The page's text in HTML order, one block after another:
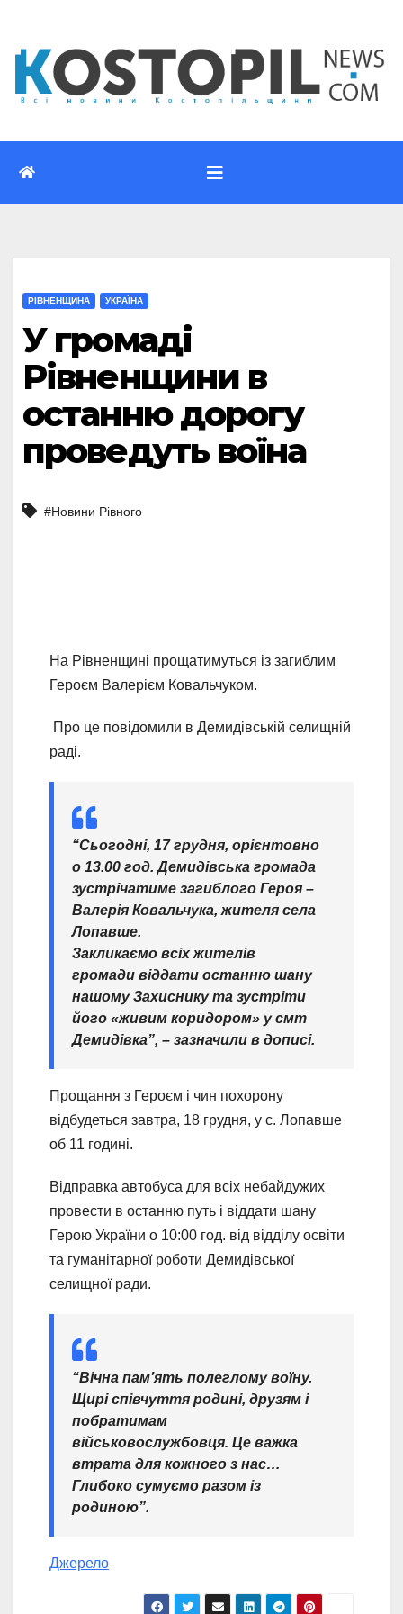
вмісту
РІВНЕНЩИНА УКРАЇНА
У громаді
Рівненщини в
останню дорогу
проведуть воїна
#Новини Рівного
На Рівненщині прощатимуться із загиблим
Героєм Валерієм Ковальчуком.
Про це повідомили в Демидівській селищній
раді.
“Сьогодні, 17 грудня, орієнтовно
о 13.00 год. Демидівська громада
зустрічатиме загиблого Героя –
Валерія Ковальчука, жителя села
Лопавше.
Закликаємо всіх жителів
громади віддати останню шану
нашому Захиснику та зустріти
його «живим коридором» у смт
Демидівка”, – зазначили в дописі.
Прощання з Героєм і чин похорону
відбудеться завтра, 18 грудня, у с. Лопавше
об 11 годині.
Відправка автобуса для всіх небайдужих
провести в останню путь і віддати шану
Герою України о 10:00 год. від відділу освіти
та гуманітарної роботи Демидівської
селищної ради.
“Вічна пам’ять полеглому воїну.
Щирі співчуття родині, друзям і
побратимам
військовослужбовця. Це важка
втрата для кожного з нас…
Глибоко сумуємо разом із
родиною”.
Джерело